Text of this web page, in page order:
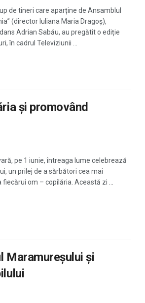
de tineri care aparține de Ansamblul
(director Iuliana Maria Dragoș),
Adrian Sabău, au pregătit o ediție
în cadrul Televiziunii ...
și promovând
pe 1 iunie, întreaga lume celebrează
un prilej de a sărbători cea mai
om – copilăria. Această zi ...
Maramureșului și